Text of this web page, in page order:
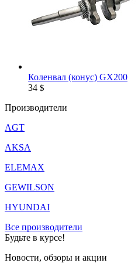
Коленвал (конус) GX200
34 $
Производители
AGT
AKSA
ELEMAX
GEWILSON
HYUNDAI
Все производители
Будьте в курсе!
Новости, обзоры и акции